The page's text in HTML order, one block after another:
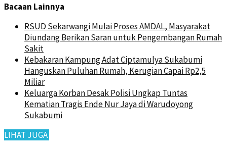
Bacaan Lainnya
RSUD Sekarwangi Mulai Proses AMDAL, Masyarakat
Diundang Berikan Saran untuk Pengembangan Rumah
Sakit
Kebakaran Kampung Adat Ciptamulya Sukabumi
Hanguskan Puluhan Rumah, Kerugian Capai Rp2,5
Miliar
Keluarga Korban Desak Polisi Ungkap Tuntas
Kematian Tragis Ende Nur Jaya di Warudoyong
Sukabumi
LIHAT JUGA